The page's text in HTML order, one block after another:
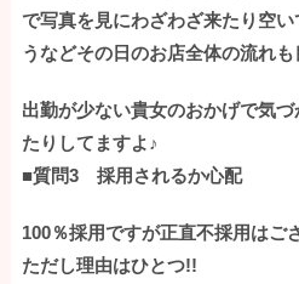
で写真を見にわざわざ来たり空
うなどその日のお店全体の流れも
出勤が少ない貴女のおかげで気
たりしてますよ♪
■質問3 採用されるか心配
100％採用ですが正直不採用はご
ただし理由はひとつ!!